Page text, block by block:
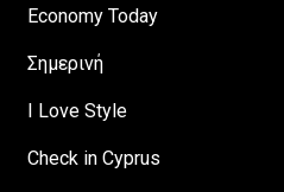
Economy Today
Σημερινή
I Love Style
Check in Cyprus